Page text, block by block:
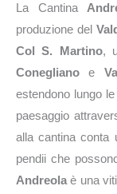
La Cantina
produzione del
Col S. Martino,
Conegliano e
estendono lungo
paesaggio
alla cantina conta
pendii che
Andreolaè una